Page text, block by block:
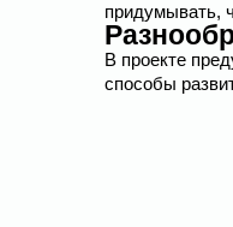
придумывать,
В проекте
способы